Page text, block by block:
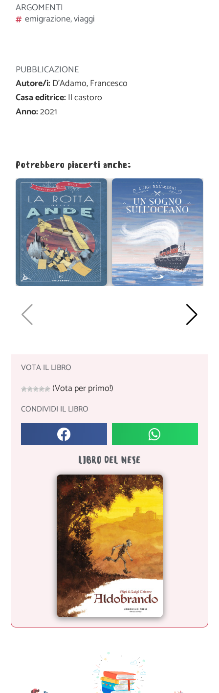
PUBBLICAZIONE
Autore/i:D'Adamo, Francesco
Casa editrice:Il castoro
Anno:2021
ARGOMENTI
emigrazione,viaggi
Potrebbero piacerti anche:
VOTA IL LIBRO
(Vota per primo!)
CONDIVIDI IL LIBRO
LIBRO DEL MESE